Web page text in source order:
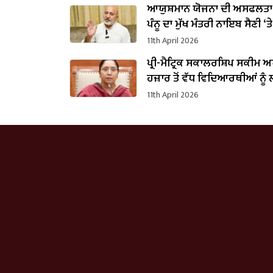
ਆਯੁਸ਼ਮਾਨ ਯੋਜਨਾ ਦੀ
ਪੰਨੂ ਦਾ ਮੁੱਖ ਮੰਤਰੀ ਨਾਇਬ ਸੈਣੀ
11th April 2026
ਪ੍ਰੀ-ਮੈਟ੍ਰਿਕ ਸਕਾਲਰਸ਼ਿਪ ਸਕੀਮ
ਹਜ਼ਾਰ ਤੋਂ ਵੱਧ ਵਿਦਿਆਰਥੀਆਂ ਨੂੰ
11th April 2026